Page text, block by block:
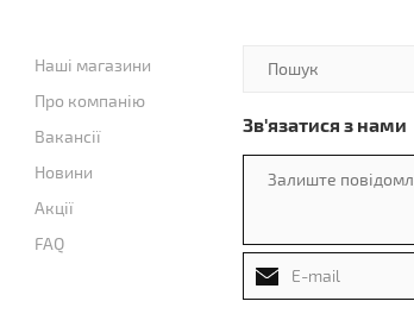
Наші магазини
Про компанію
Вакансії
Новини
Акції
FAQ
Зв'язатися з нами